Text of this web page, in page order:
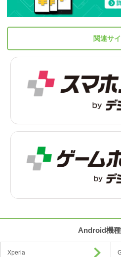
関連サ
Android機
Xperia